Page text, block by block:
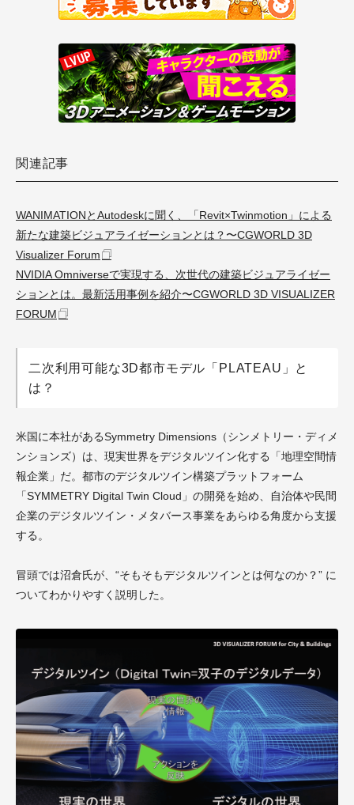
関連記事
WANIMATIONとAutodeskに聞く、「Revit×Twinmotion」による
新たな建築ビジュアライゼーションとは？〜CGWORLD 3D
Visualizer Forum
NVIDIA Omniverseで実現する、次世代の建築ビジュアライゼー
ションとは。最新活用事例を紹介〜CGWORLD 3D VISUALIZER
FORUM
二次利用可能な3D都市モデル「PLATEAU」と
は？
米国に本社があるSymmetry Dimensions（シンメトリー・ディメ
ンションズ）は、現実世界をデジタルツイン化する「地理空間情
報企業」だ。都市のデジタルツイン構築プラットフォーム
「SYMMETRY Digital Twin Cloud」の開発を始め、自治体や民間
企業のデジタルツイン・メタバース事業をあらゆる角度から支援
する。
冒頭では沼倉氏が、“そもそもデジタルツインとは何なのか？” に
ついてわかりやすく説明した。